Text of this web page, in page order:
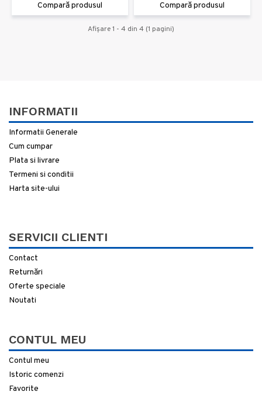
Compară produsul
Compară produsul
Afişare 1 - 4 din 4 (1 pagini)
INFORMATII
Informatii Generale
Cum cumpar
Plata si livrare
Termeni si conditii
Harta site-ului
SERVICII CLIENTI
Contact
Returnări
Oferte speciale
Noutati
CONTUL MEU
Contul meu
Istoric comenzi
Favorite